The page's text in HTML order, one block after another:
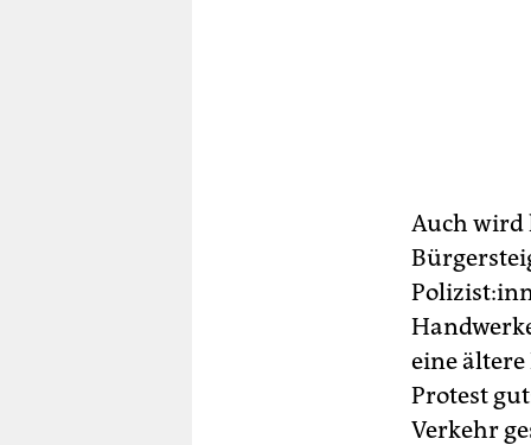
Auch wird
eine
Protest
Verkehr